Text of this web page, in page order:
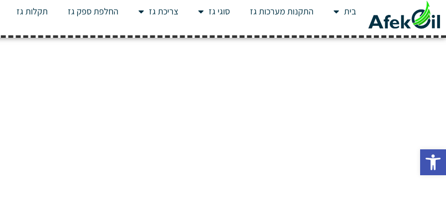
פתח סרגל נגישות
בית התקנות מערכות גז סוגי גז צריכת גז החלפת ספק גז תקלות גז